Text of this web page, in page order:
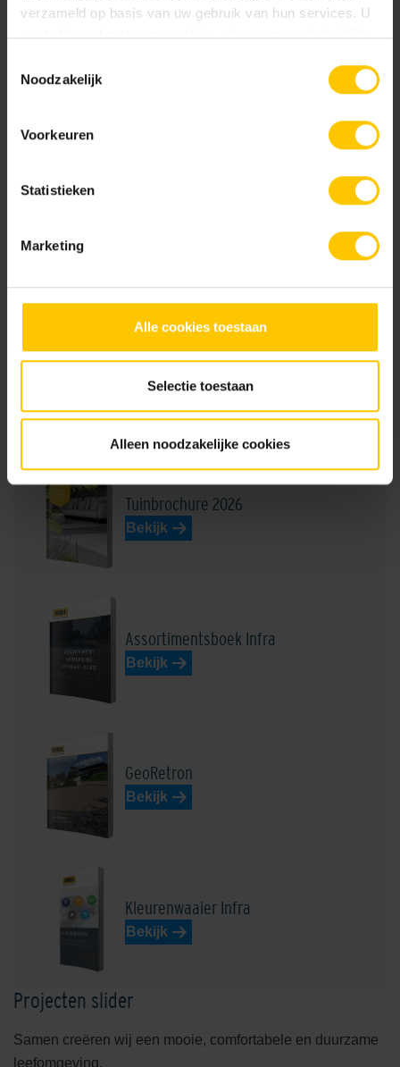
verzameld op basis van uw gebruik van hun services. U
gaat akkoord met onze cookies als u onze website blijft
Noodzakelijk
Voorkeuren
Statistieken
Marketing
Alle cookies toestaan
Selectie toestaan
Alleen noodzakelijke cookies
Donkergrijs
Loevestein Donkerrood
materiaal (fractie 1-3 mm) gecombineerd met een
GeoRetron Prestige
Gesloten toplaag van 100% kleurecht natuurlijk
materiaal van een zeer fijne fractie (0-2 mm) voor
een fluweelzachte uitstraling. Premium Protection
Brochures
Tuinbrochure 2026
Bekijk
Assortimentsboek Infra
Bekijk
GeoRetron
Bekijk
Kleurenwaaier Infra
Bekijk
Projecten slider
Samen creëren wij een mooie, comfortabele en duurzame
leefomgeving.